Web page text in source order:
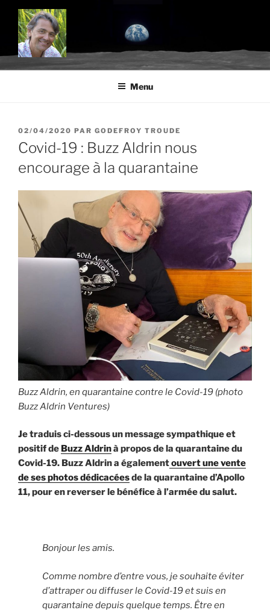
Aller
contenu
principal
BLOG.TROUDE.COM
Science, environnement et citoyenneté
Menu
PUBLIÉ
LE
02/04/2020 PAR GODEFROY TROUDE
Covid-19 : Buzz Aldrin nous
encourage à la quarantaine
Buzz Aldrin, en quarantaine contre le Covid-19 (photo
Buzz Aldrin Ventures)
Je traduis ci-dessous un message sympathique et
positif de Buzz Aldrinà propos de la quarantaine du
Covid-19. Buzz Aldrin a égalementouvert une vente
de ses photos dédicacéesde la quarantaine d’Apollo
11, pour en reverser le bénéfice à l’armée du salut.
Bonjour les amis.
Comme nombre d’entre vous, je souhaite éviter
d’attraper ou diffuser le Covid-19 et suis en
quarantaine depuis quelque temps. Être en